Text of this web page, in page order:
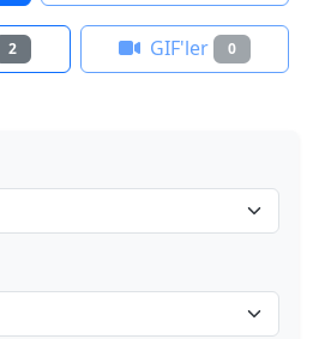
2 GIF'ler 0